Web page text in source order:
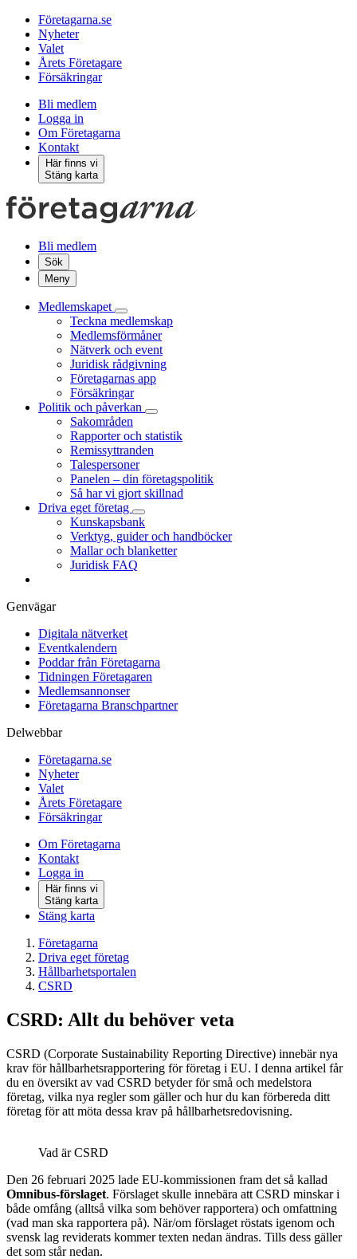
Företagarna.se
Nyheter
Valet
Årets Företagare
Försäkringar
Bli medlem
Logga in
Om Företagarna
Kontakt
Här finns vi
Stäng karta
Bli medlem
Sök
Meny
Medlemskapet
Teckna medlemskap
Medlemsförmåner
Nätverk och event
Juridisk rådgivning
Företagarnas app
Försäkringar
Politik och påverkan
Sakområden
Rapporter och statistik
Remissyttranden
Talespersoner
Panelen – din företagspolitik
Så har vi gjort skillnad
Driva eget företag
Kunskapsbank
Verktyg, guider och handböcker
Mallar och blanketter
Juridisk FAQ
Genvägar
Digitala nätverket
Eventkalendern
Poddar från Företagarna
Tidningen Företagaren
Medlemsannonser
Företagarna Branschpartner
Delwebbar
Företagarna.se
Nyheter
Valet
Årets Företagare
Försäkringar
Om Företagarna
Kontakt
Logga in
Här finns vi
Stäng karta
Stäng karta
Företagarna
Driva eget företag
Hållbarhetsportalen
CSRD
CSRD: Allt du behöver veta
CSRD (Corporate Sustainability Reporting Directive) innebär nya
krav för hållbarhetsrapportering för företag i EU. I denna artikel får
du en översikt av vad CSRD betyder för små och medelstora
företag, vilka nya regler som gäller och hur du kan förbereda ditt
företag för att möta dessa krav på hållbarhetsredovisning.
Vad är CSRD
Den 26 februari 2025 lade EU-kommissionen fram det så kallad
Omnibus-förslaget. Förslaget skulle innebära att CSRD minskar i
både omfång (alltså vilka som behöver rapportera) och omfattning
(vad man ska rapportera på). När/om förslaget röstats igenom och
svensk lag reviderats kommer texten nedan ändras. Tills dess gäller
det som står nedan.